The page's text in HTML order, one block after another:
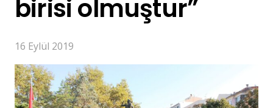
birisi olmuştur”
16 Eylül 2019